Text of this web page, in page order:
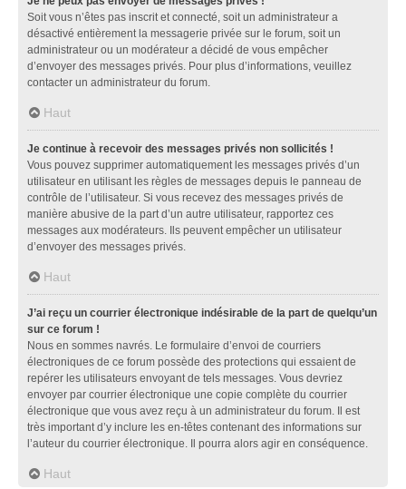
Soit vous n’êtes pas inscrit et connecté, soit un administrateur a
désactivé entièrement la messagerie privée sur le forum, soit un
administrateur ou un modérateur a décidé de vous empêcher
d’envoyer des messages privés. Pour plus d’informations, veuillez
contacter un administrateur du forum.
Haut
Je continue à recevoir des messages privés non sollicités !
Vous pouvez supprimer automatiquement les messages privés d’un
utilisateur en utilisant les règles de messages depuis le panneau de
contrôle de l’utilisateur. Si vous recevez des messages privés de
manière abusive de la part d’un autre utilisateur, rapportez ces
messages aux modérateurs. Ils peuvent empêcher un utilisateur
d’envoyer des messages privés.
Haut
J’ai reçu un courrier électronique indésirable de la part de quelqu’un
sur ce forum !
Nous en sommes navrés. Le formulaire d’envoi de courriers
électroniques de ce forum possède des protections qui essaient de
repérer les utilisateurs envoyant de tels messages. Vous devriez
envoyer par courrier électronique une copie complète du courrier
électronique que vous avez reçu à un administrateur du forum. Il est
très important d’y inclure les en-têtes contenant des informations sur
l’auteur du courrier électronique. Il pourra alors agir en conséquence.
Haut